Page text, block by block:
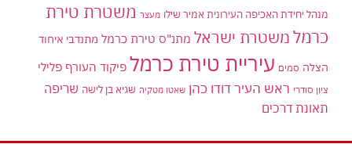
מנהל יחידת האכיפה העירונית אמיר שילו מעצר משטרת טירת
כרמלמשטרת ישראל מתנ"ס טירת כרמל מתנדבי איחוד
הצלה סמים עיריית טירת כרמל פיקוד העורף פלילי
ציון סודרי ראש העיר דודו כהן שאטו מטקיה שגיא בן לישה שריפה
תאונת דרכים